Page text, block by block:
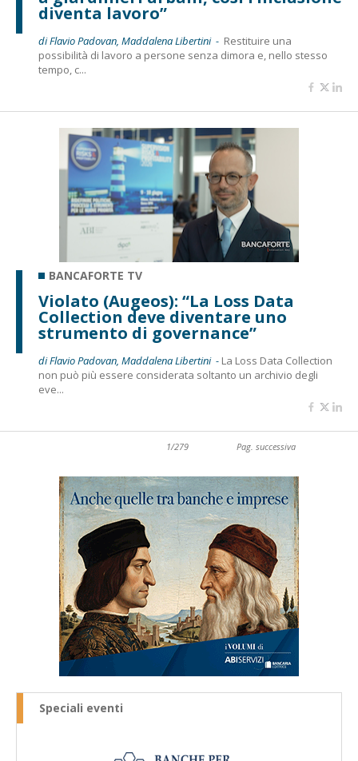
diventa lavoro”
di Flavio Padovan, Maddalena Libertini - Restituire una
possibilità di lavoro a persone senza dimora e, nello stesso
tempo, c...
BANCAFORTE TV
Violato (Augeos): “La Loss Data
Collection deve diventare uno
strumento di governance”
di Flavio Padovan, Maddalena Libertini - La Loss Data Collection
non può più essere considerata soltanto un archivio degli
eve...
1/279 Pag. successiva
Speciali eventi